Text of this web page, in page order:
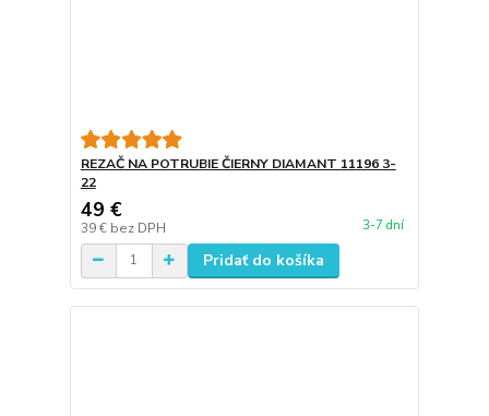
REZAČ NA POTRUBIE ČIERNY DIAMANT 11196 3-
22
49 €
39 € bez DPH 3-7 dní
Pridať do košíka